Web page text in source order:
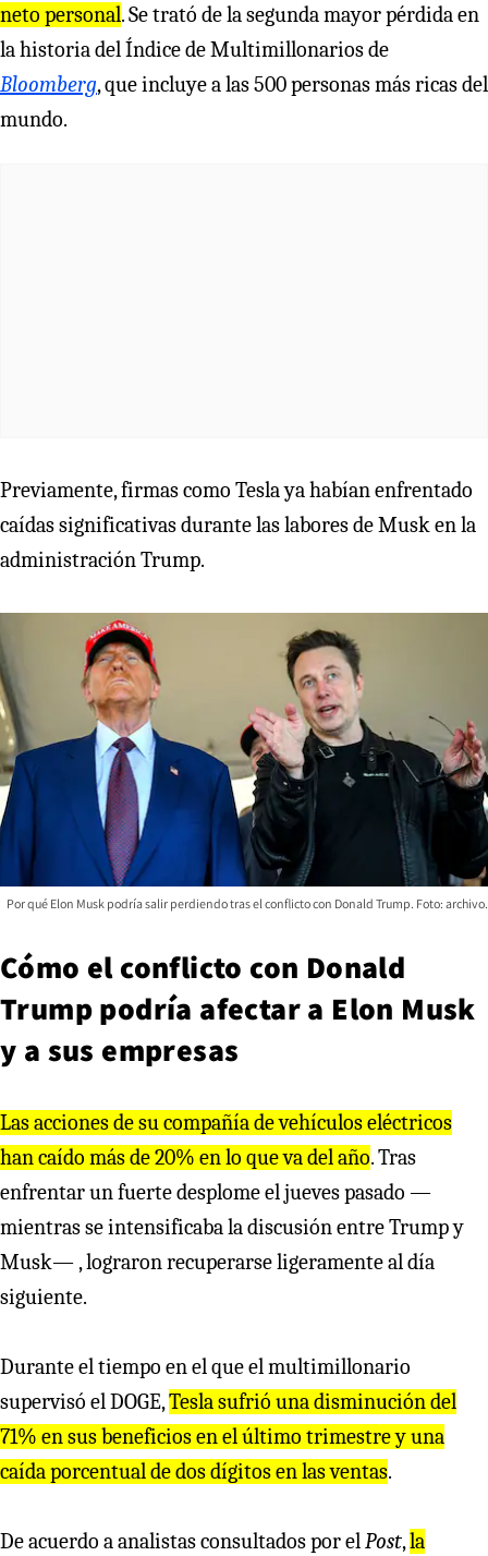
neto personal. Se trató de la segunda mayor pérdida en
la historia del Índice de Multimillonarios de
Bloomberg, que incluye a las 500 personas más ricas del
mundo.
Previamente, firmas como Tesla ya habían enfrentado
caídas significativas durante las labores de Musk en la
administración Trump.
Por qué Elon Musk podría salir perdiendo tras el conflicto con Donald Trump. Foto: archivo.
Cómo el conflicto con Donald
Trump podría afectar a Elon Musk
y a sus empresas
Las acciones de su compañía de vehículos eléctricos
han caído más de 20% en lo que va del año. Tras
enfrentar un fuerte desplome el jueves pasado —
mientras se intensificaba la discusión entre Trump y
Musk— , lograron recuperarse ligeramente al día
siguiente.
Durante el tiempo en el que el multimillonario
supervisó el DOGE,Tesla sufrió una disminución del
71% en sus beneficios en el último trimestre y una
caída porcentual de dos dígitos en las ventas.
De acuerdo a analistas consultados por elPost,la